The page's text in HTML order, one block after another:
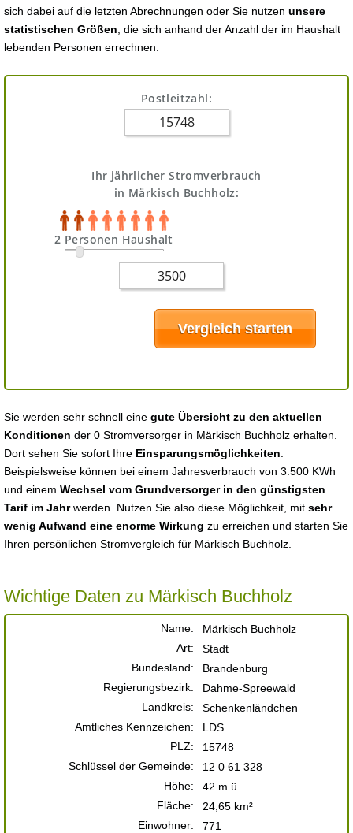
sich dabei auf die letzten Abrechnungen oder Sie nutzen unsere
statistischen Größen , die sich anhand der Anzahl der im Haushalt
lebenden Personen errechnen.
Postleitzahl:
Ihr jährlicher Stromverbrauch
in Märkisch Buchholz:
2 Personen Haushalt
Sie werden sehr schnell eine gute Übersicht zu den aktuellen
Konditionen der 0 Stromversorger in Märkisch Buchholz erhalten.
Dort sehen Sie sofort Ihre Einsparungsmöglichkeiten
Beispielsweise können bei einem Jahresverbrauch von 3.500 KWh
und einem Wechsel vom Grundversorger in den günstigsten
Tarif im Jahrwerden. Nutzen Sie also diese Möglichkeit, mit sehr
wenig Aufwand eine enorme Wirkung zu erreichen und starten Sie
Ihren persönlichen Stromvergleich für Märkisch Buchholz.
Wichtige Daten zu Märkisch Buchholz
Name:
Märkisch Buchholz
Art:
Stadt
Bundesland:
Brandenburg
Regierungsbezirk:
Dahme-Spreewald
Landkreis:
Schenkenländchen
Amtliches Kennzeichen:
LDS
PLZ:
15748
Schlüssel der Gemeinde:
12 0 61 328
Höhe:
42 m ü.
Fläche:
24,65 km²
Einwohner:
771